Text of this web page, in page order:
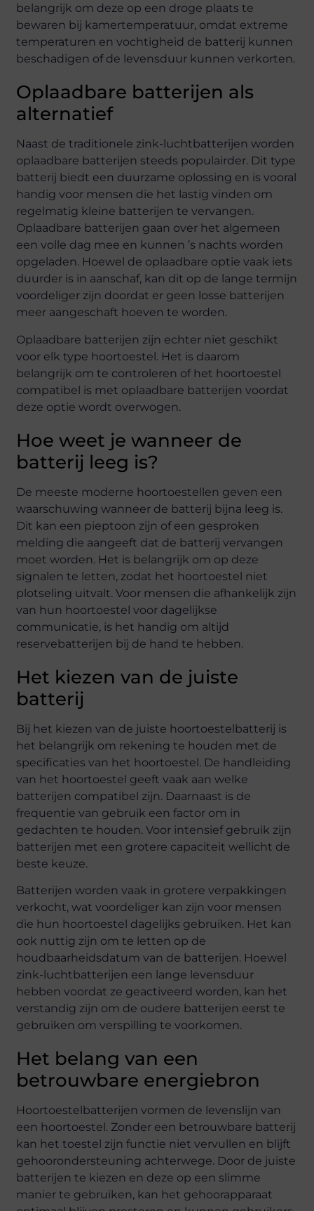
belangrijk om deze op een droge plaats te
bewaren bij kamertemperatuur, omdat extreme
temperaturen en vochtigheid de batterij kunnen
beschadigen of de levensduur kunnen verkorten.
Oplaadbare batterijen als
alternatief
Naast de traditionele zink-luchtbatterijen worden
oplaadbare batterijen steeds populairder. Dit type
batterij biedt een duurzame oplossing en is vooral
handig voor mensen die het lastig vinden om
regelmatig kleine batterijen te vervangen.
Oplaadbare batterijen gaan over het algemeen
een volle dag mee en kunnen ’s nachts worden
opgeladen. Hoewel de oplaadbare optie vaak iets
duurder is in aanschaf, kan dit op de lange termijn
voordeliger zijn doordat er geen losse batterijen
meer aangeschaft hoeven te worden.
Oplaadbare batterijen zijn echter niet geschikt
voor elk type hoortoestel. Het is daarom
belangrijk om te controleren of het hoortoestel
compatibel is met oplaadbare batterijen voordat
deze optie wordt overwogen.
Hoe weet je wanneer de
batterij leeg is?
De meeste moderne hoortoestellen geven een
waarschuwing wanneer de batterij bijna leeg is.
Dit kan een pieptoon zijn of een gesproken
melding die aangeeft dat de batterij vervangen
moet worden. Het is belangrijk om op deze
signalen te letten, zodat het hoortoestel niet
plotseling uitvalt. Voor mensen die afhankelijk zijn
van hun hoortoestel voor dagelijkse
communicatie, is het handig om altijd
reservebatterijen bij de hand te hebben.
Het kiezen van de juiste
batterij
Bij het kiezen van de juiste hoortoestelbatterij is
het belangrijk om rekening te houden met de
specificaties van het hoortoestel. De handleiding
van het hoortoestel geeft vaak aan welke
batterijen compatibel zijn. Daarnaast is de
frequentie van gebruik een factor om in
gedachten te houden. Voor intensief gebruik zijn
batterijen met een grotere capaciteit wellicht de
beste keuze.
Batterijen worden vaak in grotere verpakkingen
verkocht, wat voordeliger kan zijn voor mensen
die hun hoortoestel dagelijks gebruiken. Het kan
ook nuttig zijn om te letten op de
houdbaarheidsdatum van de batterijen. Hoewel
zink-luchtbatterijen een lange levensduur
hebben voordat ze geactiveerd worden, kan het
verstandig zijn om de oudere batterijen eerst te
gebruiken om verspilling te voorkomen.
Het belang van een
betrouwbare energiebron
Hoortoestelbatterijen vormen de levenslijn van
een hoortoestel. Zonder een betrouwbare batterij
kan het toestel zijn functie niet vervullen en blijft
gehoorondersteuning achterwege. Door de juiste
batterijen te kiezen en deze op een slimme
manier te gebruiken, kan het gehoorapparaat